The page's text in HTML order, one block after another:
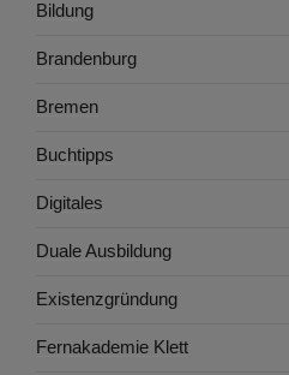
Bildung
Brandenburg
Bremen
Buchtipps
Digitales
Duale Ausbildung
Existenzgründung
Fernakademie Klett